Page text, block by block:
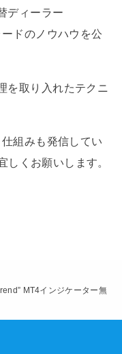
ディーラー
ドのノウハウを公
を取り入れたテクニ
組みも発信してい
しくお願いします。
MT4インジケーター無